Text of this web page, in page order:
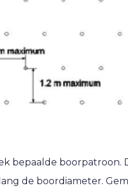
bepaalde boorpatroon.
de boordiameter.